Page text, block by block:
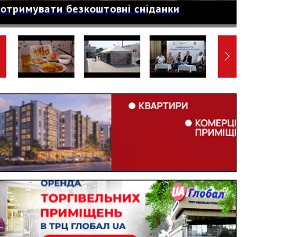
отримувати безкоштовні сніданки